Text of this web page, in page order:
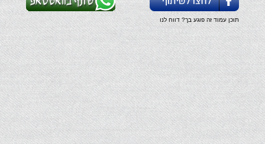
תוכן עמוד זה פוגע בך? דווח לנו